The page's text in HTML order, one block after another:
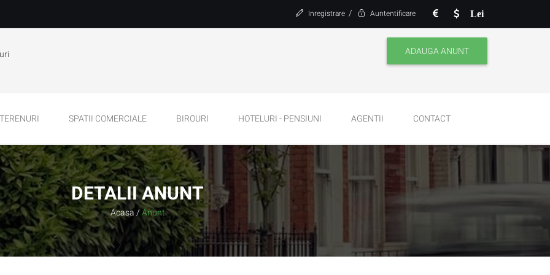
Lei
Inregistrare / Auntentificare
ADAUGA ANUNT
TERENURI SPATII COMERCIALE BIROURI HOTELURI - PENSIUNI AGENTII CONTACT
DETALII ANUNT
Acasa / Anunt